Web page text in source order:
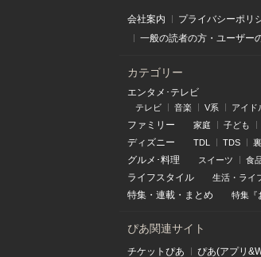
会社案内 プライバシーポリ
一般の読者の方・ユーザー
カテゴリー
エンタメ･テレビ
テレビ 音楽 V系 アイド
ファミリー 家庭 子ども
ディズニー TDL TDS
グルメ･料理 スイーツ 食
ライフスタイル 生活・ライ
特集 ・ 連載 ・ まとめ 特集『
ぴあ関連サイト
チケットぴあ ぴあ(アプリ